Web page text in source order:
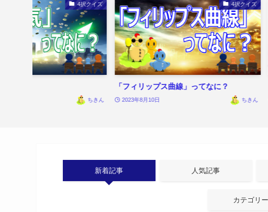
4択クイズ
ちきん
4択クイズ
「フィリップス曲線」ってなに？
2023年8月10日 ちきん
新着記事 人気記事
カテゴリ